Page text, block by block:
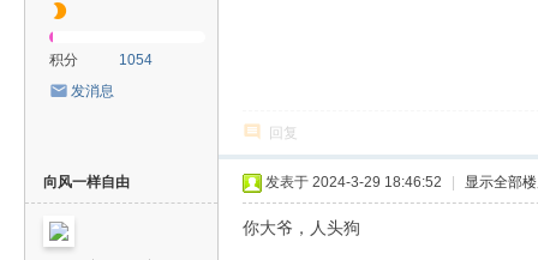
积分
1054
发消息
回复
向风一样自由 发表于 2024-3-29 18:46:52 显示全部
你大爷，人头狗